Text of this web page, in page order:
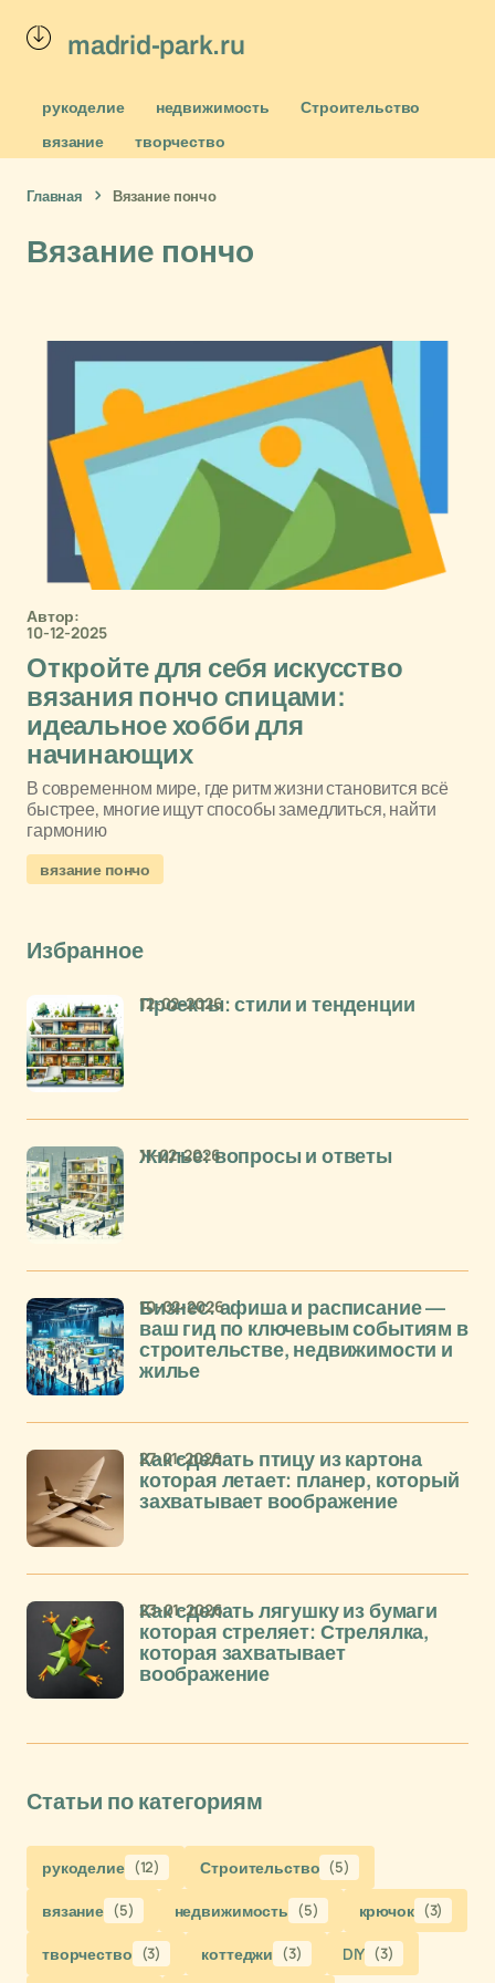
madrid-park.ru
рукоделие недвижимость
Строительство
вязание
творчество
Главная Вязание пончо
Вязание пончо
Автор:
10-12-2025
Откройте для себя искусство
вязания пончо спицами:
идеальное хобби для
начинающих
В современном мире, где ритм жизни становится всё
быстрее, многие ищут способы замедлиться, найти
гармонию
вязание пончо
Избранное
Проекты: стили и тенденции
12-02-2026
Жилье: вопросы и ответы
11-02-2026
Бизнес: афиша и расписание —
ваш гид по ключевым событиям в
строительстве, недвижимости и
жилье
10-02-2026
Как сделать птицу из картона
которая летает: планер, который
захватывает воображение
27-01-2026
Как сделать лягушку из бумаги
которая стреляет: Стрелялка,
которая захватывает
воображение
23-01-2026
Статьи по категориям
рукоделие (12) Строительство (5)
вязание (5) недвижимость (5) крючок (3)
творчество (3) коттеджи (3) DIY (3)